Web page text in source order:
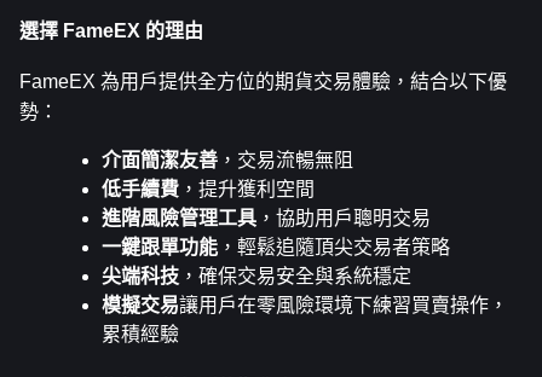
選擇 FameEX 的理由
FameEX 為用戶提供全方位的期貨交易體驗，結合以下優
勢：
介面簡潔友善 ，交易流暢無阻
低手續費 ，提升獲利空間
進階風險管理工具 ，協助用戶聰明交易
一鍵跟單功能 ，輕鬆追隨頂尖交易者策略
尖端科技 ，確保交易安全與系統穩定
模擬交易讓用戶在零風險環境下練習買賣操作，
累積經驗